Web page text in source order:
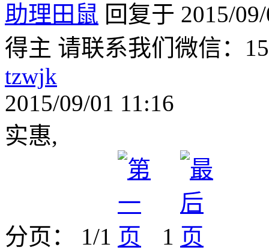
助理田鼠 回复于 2015/
得主 请联系我们微信：
tzwjk
2015/09/01 11:16
实惠,
分页： 1/1 1